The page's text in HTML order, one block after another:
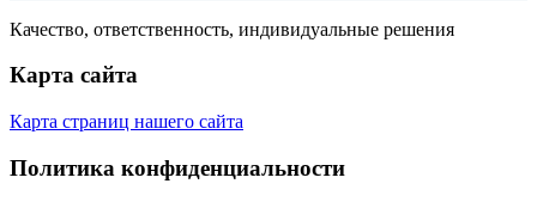
Качество, ответственность, индивидуальные решения
Карта сайта
Карта страниц нашего сайта
Политика конфиденциальности